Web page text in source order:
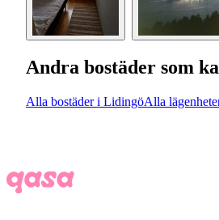
Andra bostäder som
Alla bostäder i LidingöAlla